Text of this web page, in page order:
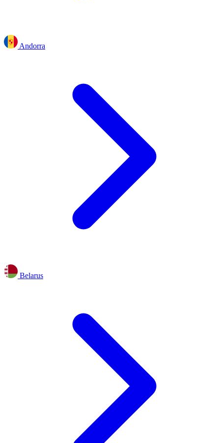
Andorra
Belarus